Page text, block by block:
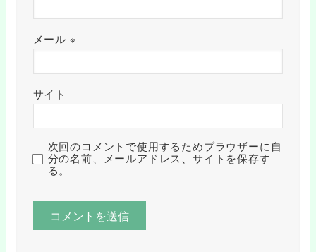
メール ※
サイト
次回のコメントで使用するためブラウザーに自
分の名前、メールアドレス、サイトを保存す
る。